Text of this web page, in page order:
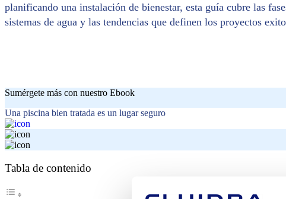
planificando una instalación de bienestar, esta guía cubre las
sistemas de agua y las tendencias que definen los proyectos
Sumérgete más con nuestro Ebook
Una piscina bien tratada es un lugar seguro
Tabla de contenido